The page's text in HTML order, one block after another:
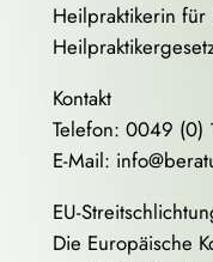
Heilpraktikerin für
Kontakt
Telefon: 0049 (0)
E-Mail:
EU-
Die Europäische